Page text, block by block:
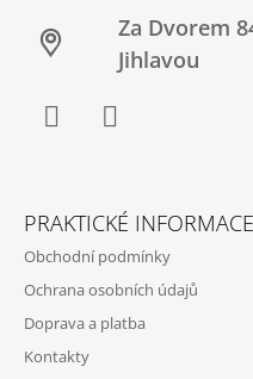
Za Dvorem
Jihlavou
PRAKTICKÉ INFORMACE
Obchodní podmínky
Ochrana osobních údajů
Doprava a platba
Kontakty